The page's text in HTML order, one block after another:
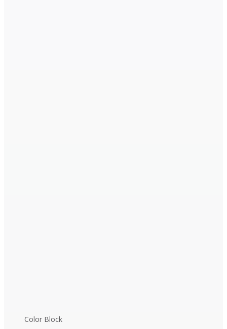
Color Block